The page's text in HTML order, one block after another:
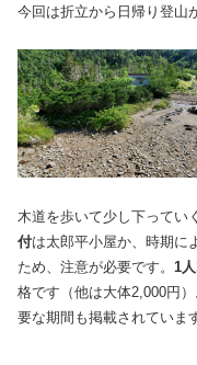
今回は折立から日帰り登山
木道を歩いて少し下ってい
付は太郎平小屋か、時期に
ため、注意が必要です。 1
格です（他は大体2,000円
要な期間も掲載されていま